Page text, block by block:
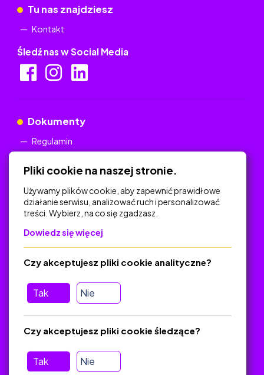
Tu nas znajdziesz
Kontakt
Śledź nas w Social Media
Dokumenty
Regulamin
Na skróty
Polityka Prywatności
Regulamin
O platformie
Baza materiałów dydaktycznych
Jak zostać autorem
FAQ
Pliki cookie na naszej stronie.
Używamy plików cookie, aby zapewnić prawidłowe
działanie serwisu, analizować ruch i personalizować
treści. Wybierz, na co się zgadzasz.
Dowiedz się więcej
Tak Nie
Czy akceptujesz pliki cookie analityczne?
Tak Nie
Czy akceptujesz pliki cookie śledzące?